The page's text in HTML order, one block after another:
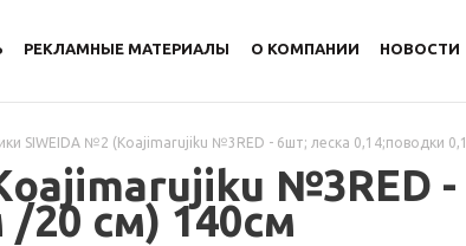
РЕКЛАМНЫЕ МАТЕРИАЛЫ О КОМПАНИИ НОВОСТИ
SIWEIDA №2 (Koajimarujiku №3RED - 6шт; леска 0,14;поводки
№3RED -
/20 см) 140см